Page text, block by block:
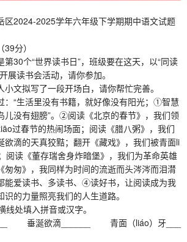
2024-2025学年六年级下学期期中语文试题
分）
个“世界读书日”，班级要在这天，以“同读
展读书会活动，请你参加。
文拟写了一段开场白，请你帮忙完善。
“生活里没有书籍，就好像没有阳光；①智慧
儿没有翅膀”。②阅读《北京的春节》，我们领
过春节的热闹场面；阅读《腊八粥》，我们
欲滴的天真狡黠；翻开《藏戏》，我们被青面li
阅读《董存瑞舍身炸暗堡》，我们为革命英雄
匆匆》，我同样为时间的流逝而头涔涔而泪潸
爱读书、多读书、④读好书，让阅读成为我
的力量照亮我们的人生道路。
处填入拼音或汉字。
垂涎欲滴______ 青面（liáo）牙___